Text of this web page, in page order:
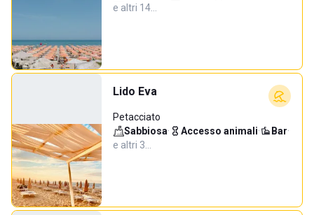
e altri 14…
Lido Eva
Petacciato
Sabbiosa· Accesso animali· Bar·
e altri 3…